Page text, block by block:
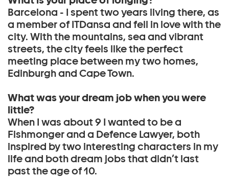
Barcelona - I spent two years living there, as
a member of ITDansa and fell in love with the
city. With the mountains, sea and vibrant
streets, the city feels like the perfect
meeting place between my two homes,
Edinburgh and Cape Town.
What was your dream job when you were
little?
When I was about 9 I wanted to be a
Fishmonger and a Defence Lawyer, both
inspired by two interesting characters in my
life and both dream jobs that didn’t last
past the age of 10.